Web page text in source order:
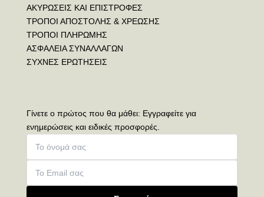
ΑΚΥΡΩΣΕΙΣ ΚΑΙ ΕΠΙΣΤΡΟΦΕΣ
ΤΡΟΠΟΙ ΑΠΟΣΤΟΛΗΣ & ΧΡΕΩΣΗΣ
ΤΡΟΠΟΙ ΠΛΗΡΩΜΗΣ
ΑΣΦΑΛΕΙΑ ΣΥΝΑΛΛΑΓΩΝ
ΣΥΧΝΕΣ ΕΡΩΤΗΣΕΙΣ
Γίνετε ο πρώτος που θα μάθει: Εγγραφείτε για
ενημερώσεις και ειδικές προσφορές.